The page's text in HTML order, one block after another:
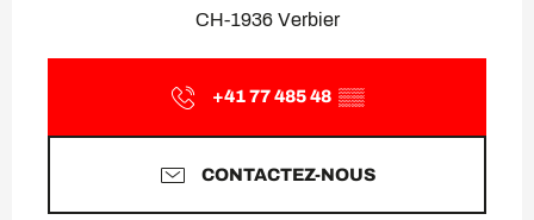
CH-1936 Verbier
+41 77 485 48 ▒▒
CONTACTEZ-NOUS